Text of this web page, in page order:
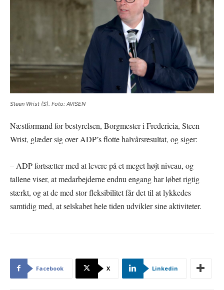
Steen Wrist (S). Foto: AVISEN
Næstformand for bestyrelsen, Borgmester i Fredericia, Steen
Wrist, glæder sig over ADP’s flotte halvårsresultat, og siger:
– ADP fortsætter med at levere på et meget højt niveau, og
tallene viser, at medarbejderne endnu engang har løbet rigtig
stærkt, og at de med stor fleksibilitet får det til at lykkedes
samtidig med, at selskabet hele tiden udvikler sine aktiviteter.
Facebook X Linkedin